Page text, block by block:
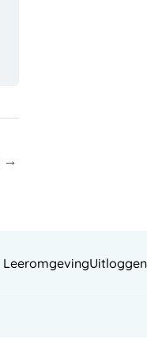
→
LeeromgevingUitloggen